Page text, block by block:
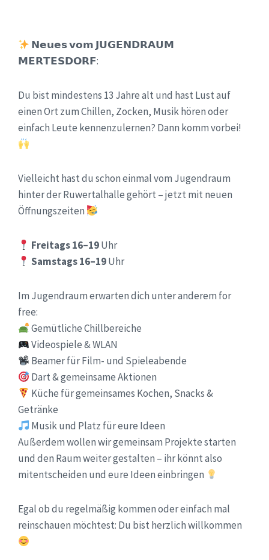
𝗡𝗲𝘂𝗲𝘀 𝘃𝗼𝗺 𝗝𝗨𝗚𝗘𝗡𝗗𝗥𝗔𝗨𝗠
𝗠𝗘𝗥𝗧𝗘𝗦𝗗𝗢𝗥𝗙:
Du bist mindestens 13 Jahre alt und hast Lust auf
einen Ort zum Chillen, Zocken, Musik hören oder
einfach Leute kennenzulernen? Dann komm vorbei!
Vielleicht hast du schon einmal vom Jugendraum
hinter der Ruwertalhalle gehört – jetzt mit neuen
Öffnungszeiten
Freitags 16–19Uhr
Samstags 16–19Uhr
Im Jugendraum erwarten dich unter anderem for
free:
Gemütliche Chillbereiche
Videospiele & WLAN
Beamer für Film- und Spieleabende
Dart & gemeinsame Aktionen
Küche für gemeinsames Kochen, Snacks &
Getränke
Musik und Platz für eure Ideen
Außerdem wollen wir gemeinsam Projekte starten
und den Raum weiter gestalten – ihr könnt also
mitentscheiden und eure Ideen einbringen
Egal ob du regelmäßig kommen oder einfach mal
reinschauen möchtest: Du bist herzlich willkommen